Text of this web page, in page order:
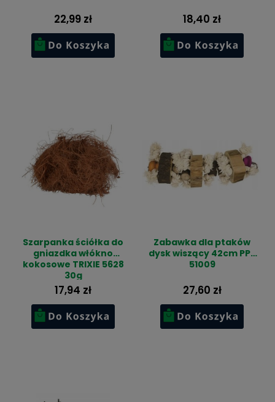
22,99 zł 18,40 zł
Szarpanka ściółka do
gniazdka włókno
kokosowe TRIXIE 5628
30g
17,94 zł
Zabawka dla ptaków
dysk wiszący 42cm PP-
51009
27,60 zł